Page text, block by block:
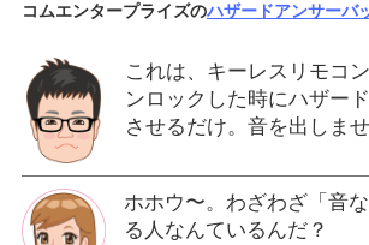
コムエンタープライズのハザードアンサーバ
これは、キーレスリモコ
ンロックした時にハザー
させるだけ。音を出しませ
ホホウ〜。わざわざ「音
る人なんているんだ？